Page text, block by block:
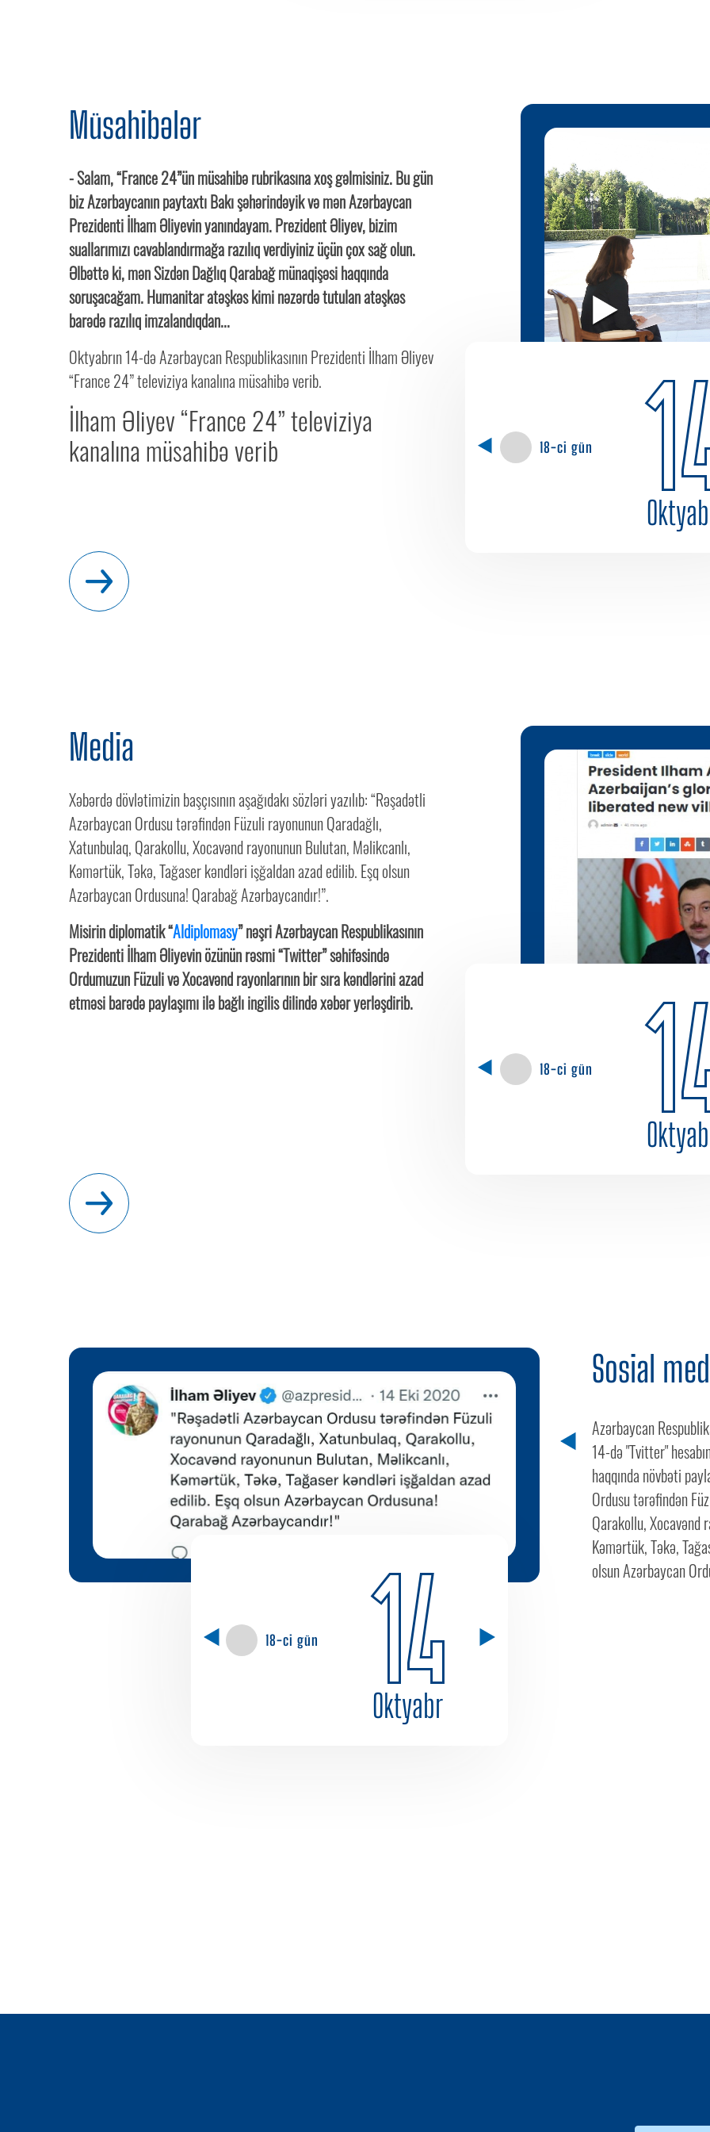
18-ci gün
Müsahibələr
İlham Əliyev “France 24” televiziya
kanalına müsahibə verib
Oktyabrın 14-də Azərbaycan Respublikasının Prezidenti İlham Əliyev
“France 24” televiziya kanalına müsahibə verib.
- Salam, “France 24”ün müsahibə rubrikasına xoş gəlmisiniz. Bu gün
biz Azərbaycanın paytaxtı Bakı şəhərindəyik və mən Azərbaycan
Prezidenti İlham Əliyevin yanındayam. Prezident Əliyev, bizim
suallarımızı cavablandırmağa razılıq verdiyiniz üçün çox sağ olun.
Əlbəttə ki, mən Sizdən Dağlıq Qarabağ münaqişəsi haqqında
soruşacağam. Humanitar atəşkəs kimi nəzərdə tutulan atəşkəs
barədə razılıq imzalandıqdan...
18-ci gün
Media
Misirin diplomatik “Aldiplomasy” nəşri Azərbaycan Respublikasının
Prezidenti İlham Əliyevin özünün rəsmi “Twitter” səhifəsində
Ordumuzun Füzuli və Xocavənd rayonlarının bir sıra kəndlərini azad
etməsi barədə paylaşımı ilə bağlı ingilis dilində xəbər yerləşdirib.
Xəbərdə dövlətimizin başçısının aşağıdakı sözləri yazılıb: “Rəşadətli
Azərbaycan Ordusu tərəfindən Füzuli rayonunun Qaradağlı,
Xatunbulaq, Qarakollu, Xocavənd rayonunun Bulutan, Məlikcanlı,
Kəmərtük, Təkə, Tağaser kəndləri işğaldan azad edilib. Eşq olsun
Azərbaycan Ordusuna! Qarabağ Azərbaycandır!”.
18-ci gün 14
Oktyabr
Sosial
Azərbaycan
14-də "Tvitter"
haqqında növbəti
Ordusu tərəfindən
Qarakollu, Xocavənd
Kəmərtük, Təkə,
olsun Azərbaycan